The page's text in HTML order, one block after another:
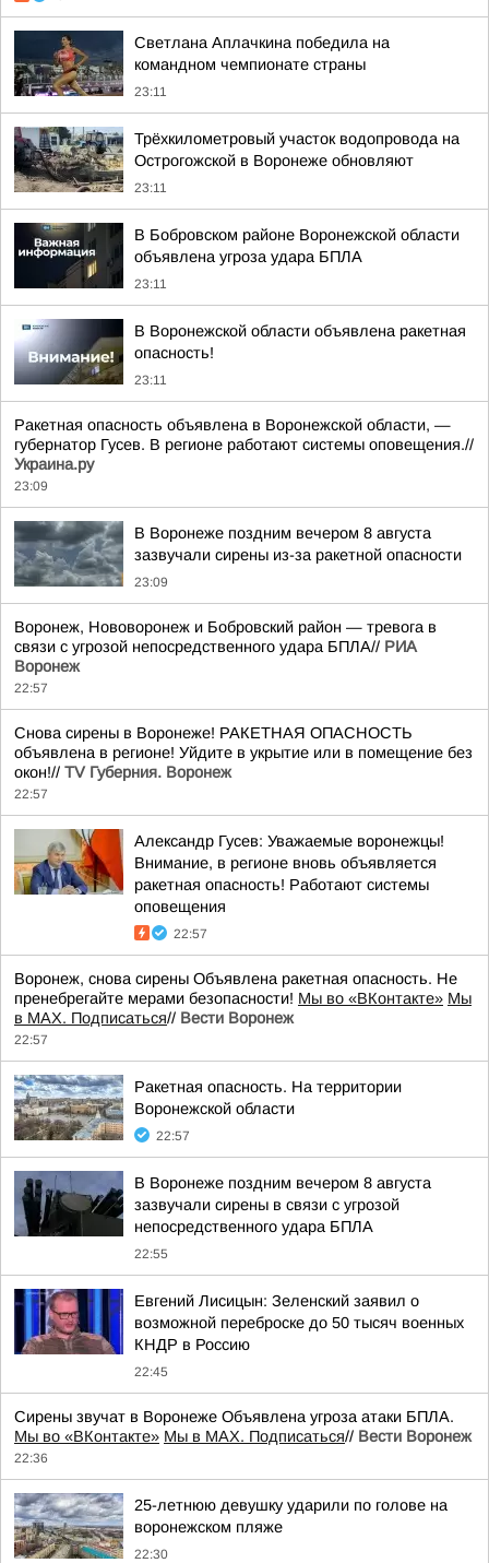
Светлана Аплачкина победила на
командном чемпионате страны
23:11
Трёхкилометровый участок водопровода на
Острогожской в Воронеже обновляют
23:11
В Бобровском районе Воронежской области
объявлена угроза удара БПЛА
23:11
В Воронежской области объявлена ракетная
опасность!
23:11
Ракетная опасность объявлена в Воронежской области, —
губернатор Гусев. В регионе работают системы оповещения.//
Украина.ру
23:09
В Воронеже поздним вечером 8 августа
зазвучали сирены из-за ракетной опасности
23:09
Воронеж, Нововоронеж и Бобровский район — тревога в
связи с угрозой непосредственного удара БПЛА// РИА
Воронеж
22:57
Снова сирены в Воронеже! РАКЕТНАЯ ОПАСНОСТЬ
объявлена в регионе! Уйдите в укрытие или в помещение без
окон!// TV Губерния. Воронеж
22:57
Александр Гусев: Уважаемые воронежцы!
Внимание, в регионе вновь объявляется
ракетная опасность! Работают системы
оповещения
22:57
Воронеж, снова сирены Объявлена ракетная опасность. Не
пренебрегайте мерами безопасности! Мы во «ВКонтакте» Мы
в MAX. Подписаться// Вести Воронеж
22:57
Ракетная опасность. На территории
Воронежской области
22:57
В Воронеже поздним вечером 8 августа
зазвучали сирены в связи с угрозой
непосредственного удара БПЛА
22:55
Евгений Лисицын: Зеленский заявил о
возможной переброске до 50 тысяч военных
КНДР в Россию
22:45
Сирены звучат в Воронеже Объявлена угроза атаки БПЛА.
Мы во «ВКонтакте» Мы в MAX. Подписаться// Вести Воронеж
22:36
25-летнюю девушку ударили по голове на
воронежском пляже
22:30